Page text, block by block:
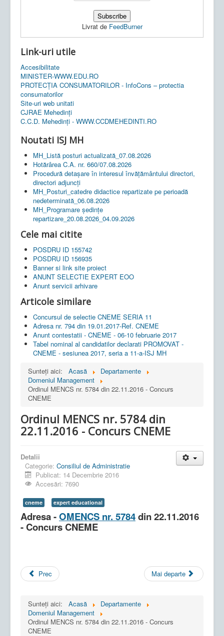
Livrat de FeedBurner
Link-uri utile
Accesibilitate
MINISTER-WWW.EDU.RO
PROTECȚIA CONSUMATORILOR - InfoCons – protectia
consumatorilor
Site-uri web unitati
CJRAE Mehedinți
C.C.D. Mehedinţi - WWW.CCDMEHEDINTI.RO
Noutati ISJ MH
MH_Listă posturi actualizată_07.08.2026
Hotărârea C.A. nr. 660/07.08.2026
Procedură detașare în interesul învățământului directori,
directori adjuncți
MH_Posturi_catedre didactice repartizate pe perioadă
nedeterminată_06.08.2026
MH_Programare ședințe
repartizare_20.08.2026_04.09.2026
Cele mai citite
POSDRU ID 155742
POSDRU ID 156935
Banner si link site proiect
ANUNT SELECTIE EXPERT EOO
Anunt servicii arhivare
Articole similare
Concursul de selectie CNEME SERIA 11
Adresa nr. 794 din 19.01.2017-Ref. CNEME
Anunt contestatii - CNEME - 06-10 februarie 2017
Tabel nominal al candidatilor declarati PROMOVAT -
CNEME - sesiunea 2017, seria a 11-a-ISJ MH
Sunteți aici:
Acasă
Departamente
Domeniul Management
Ordinul MENCS nr. 5784 din 22.11.2016 - Concurs
CNEME
Ordinul MENCS nr. 5784 din
22.11.2016 - Concurs CNEME
Detalii
Categorie: Consiliul de Administratie
Publicat: 14 Decembrie 2016
Accesări: 7690
cneme expert educational
Adresa -OMENCS nr. 5784din 22.11.2016
- Concurs CNEME
Prec Mai departe
Sunteți aici: Acasă
Departamente
Domeniul Management
Ordinul MENCS nr. 5784 din 22.11.2016 - Concurs
CNEME